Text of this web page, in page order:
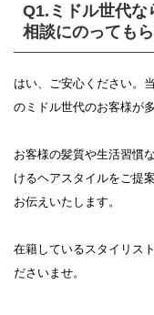
Q1.ミドル世代な
相談にのっても
はい、ご安心ください。
のミドル世代のお客様が
お客様の髪質や生活習慣
けるヘアスタイルをご提
お伝えいたします。
在籍しているスタイリス
ださいませ。